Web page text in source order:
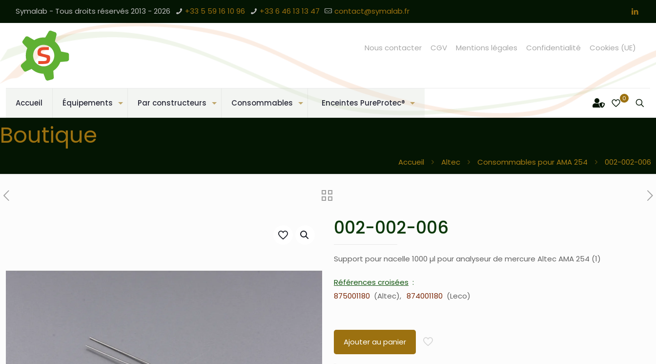
Symalab - Tous droits réservés 2013 - 2026 +33 5 59 16 10 96 +33 6 46 13 13 47 contact@symalab.fr
Accueil Équipements Par constructeurs Consommables Enceintes PureProtec®
Nous contacter CGV Mentions légales Confidentialité Cookies (UE)
0
Boutique
Accueil Altec Consommables pour AMA 254 002-002-006
002-002-006
Support pour nacelle 1000 µl pour analyseur de mercure Altec AMA 254 (1)
Références croisées
875001180
Altec 874001180 Leco
Ajouter au panier